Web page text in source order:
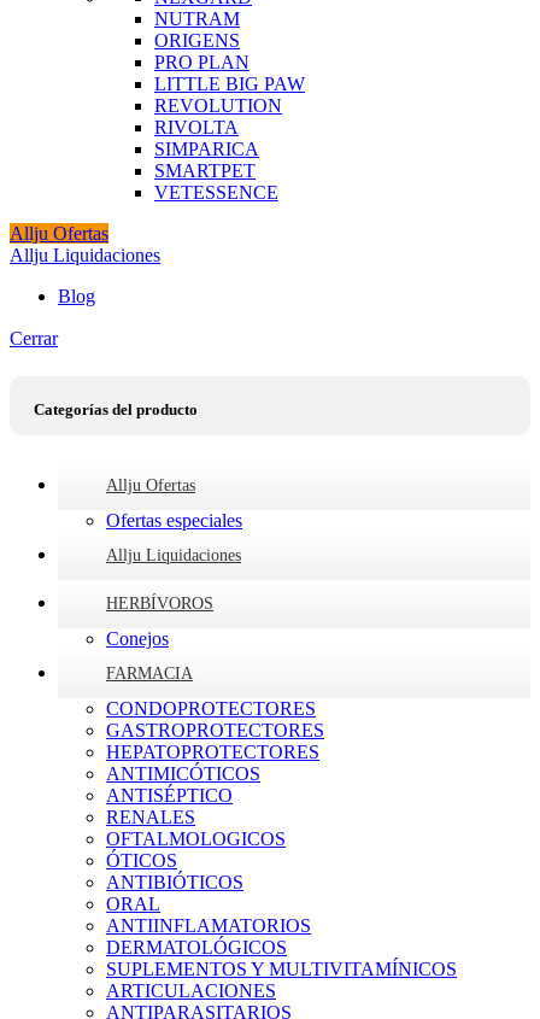
NUTRAM
ORIGENS
PRO PLAN
LITTLE BIG PAW
REVOLUTION
RIVOLTA
SIMPARICA
SMARTPET
VETESSENCE
Allju Ofertas
Allju Liquidaciones
Blog
Cerrar
Categorías del producto
Allju Ofertas
Ofertas especiales
Allju Liquidaciones
HERBÍVOROS
Conejos
FARMACIA
CONDOPROTECTORES
GASTROPROTECTORES
HEPATOPROTECTORES
ANTIMICÓTICOS
ANTISÉPTICO
RENALES
OFTALMOLOGICOS
ÓTICOS
ANTIBIÓTICOS
ORAL
ANTIINFLAMATORIOS
DERMATOLÓGICOS
SUPLEMENTOS Y MULTIVITAMÍNICOS
ARTICULACIONES
ANTIPARASITARIOS